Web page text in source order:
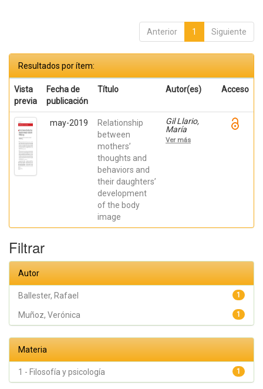
Anterior 1 Siguiente
Resultados por ítem:
Vista
previa
Fecha de
publicación
Título Autor(es) Acceso
may-2019
Relationship
between
mothers’
thoughts and
behaviors and
their daughters’
development
of the body
image
Gil Llario,
María
Dolores;
Muñoz,
Ver más
Filtrar
Autor
1
Ballester, Rafael
1
Muñoz, Verónica
Materia
1
1 - Filosofía y psicología